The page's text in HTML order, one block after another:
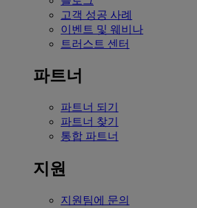
고객 성공 사례
이벤트 및 웨비나
트러스트 센터
파트너
파트너 되기
파트너 찾기
통합 파트너
지원
지원팀에 문의